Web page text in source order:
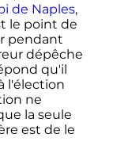
de Naples,
le point de
pendant
dépêche
qu'il
l'élection
ne
la seule
est de le